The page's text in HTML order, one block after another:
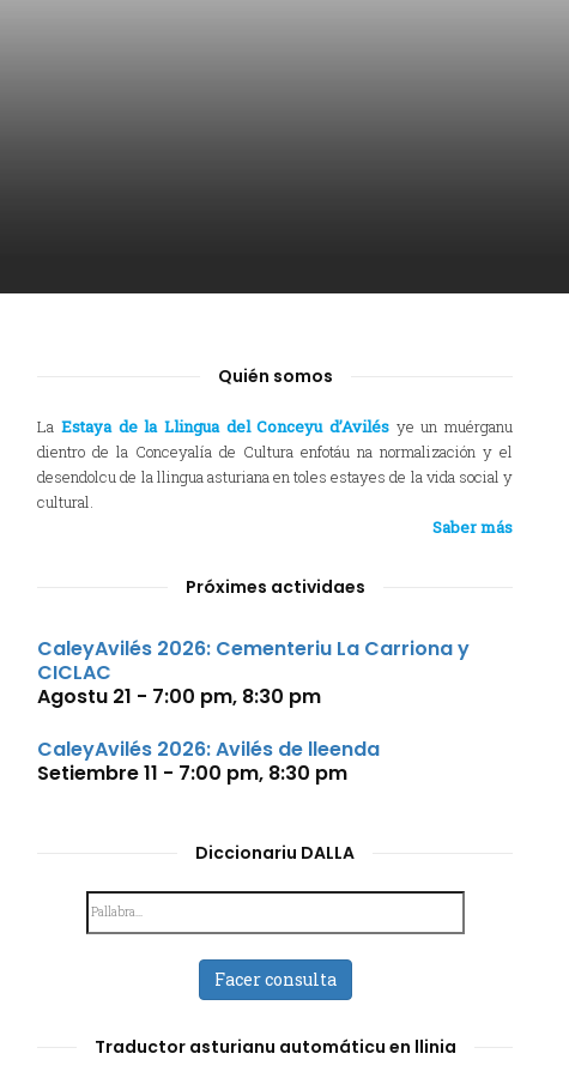
Quién somos
La Estaya de la Llingua del Conceyu d’Avilés ye un muérganu
dientro de la Conceyalía de Cultura enfotáu na normalización y el
desendolcu de la llingua asturiana en toles estayes de la vida social y
cultural.
Saber más
Próximes actividaes
CaleyAvilés 2026: Cementeriu La Carriona y
CICLAC
Agostu 21 - 7:00 pm, 8:30 pm
CaleyAvilés 2026: Avilés de lleenda
Setiembre 11 - 7:00 pm, 8:30 pm
Diccionariu DALLA
Facer consulta
Traductor asturianu automáticu en llinia